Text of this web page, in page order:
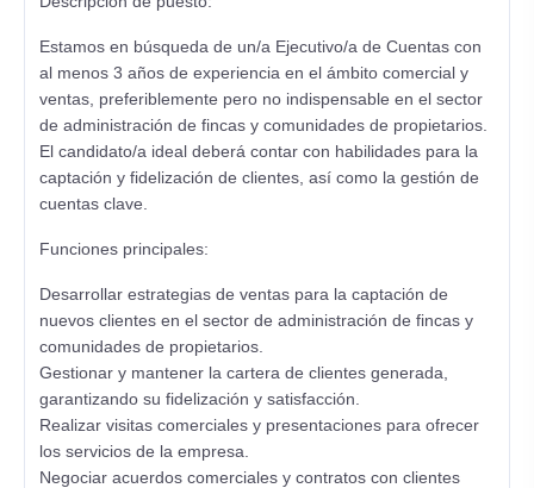
Estamos en búsqueda de un/a Ejecutivo/a de Cuentas con
al menos 3 años de experiencia en el ámbito comercial y
ventas, preferiblemente pero no indispensable en el sector
de administración de fincas y comunidades de propietarios.
El candidato/a ideal deberá contar con habilidades para la
captación y fidelización de clientes, así como la gestión de
cuentas clave.
Funciones principales:
Desarrollar estrategias de ventas para la captación de
nuevos clientes en el sector de administración de fincas y
comunidades de propietarios.
Gestionar y mantener la cartera de clientes generada,
garantizando su fidelización y satisfacción.
Realizar visitas comerciales y presentaciones para ofrecer
los servicios de la empresa.
Negociar acuerdos comerciales y contratos con clientes